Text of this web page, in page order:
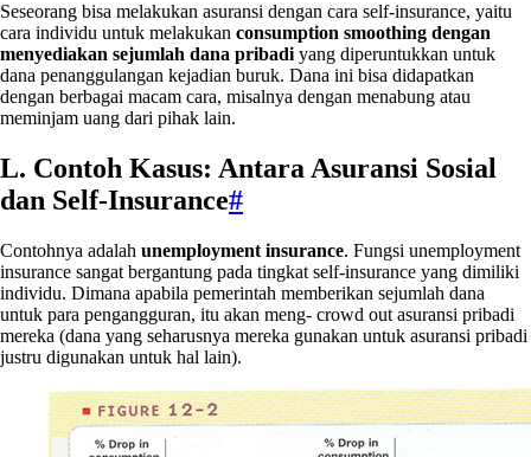
Seseorang bisa melakukan asuransi dengan cara self-insurance, yaitu
cara individu untuk melakukan consumption smoothing dengan
menyediakan sejumlah dana pribadi yang diperuntukkan untuk
dana penanggulangan kejadian buruk. Dana ini bisa didapatkan
dengan berbagai macam cara, misalnya dengan menabung atau
meminjam uang dari pihak lain.
L. Contoh Kasus: Antara Asuransi Sosial
dan Self-Insurance#
Contohnya adalah unemployment insurance. Fungsi unemployment
insurance sangat bergantung pada tingkat self-insurance yang dimiliki
individu. Dimana apabila pemerintah memberikan sejumlah dana
untuk para pengangguran, itu akan meng- crowd out asuransi pribadi
mereka (dana yang seharusnya mereka gunakan untuk asuransi pribadi
justru digunakan untuk hal lain).